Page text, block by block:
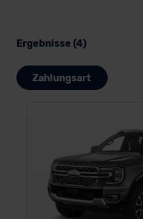
Ergebnisse (4)
Zahlungsart